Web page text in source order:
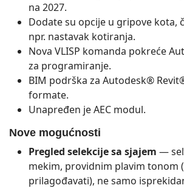
na 2027.
Dodate su opcije u gripove kota,
npr. nastavak kotiranja.
Nova VLISP komanda pokreće
za programiranje.
BIM podrška za Autodesk® Revit®
formate.
Unapređen je AEC modul.
Nove mogućnosti
Pregled selekcije sa sjajem —
mekim, providnim plavim tonom
prilagođavati), ne samo